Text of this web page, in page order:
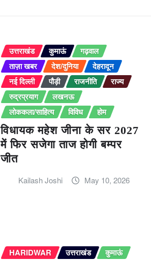
उत्तराखंड कुमाऊं
गढ़वाल
ताज़ा खबर
देश/दुनिया
देहरादून
नई दिल्ली
पौड़ी राजनीति
राज्य
रुद्रप्रयाग
लखनऊ
लोककला/साहित्य
विविध होम
विधायक महेश जीना के सर 2027
में फिर सजेगा ताज होगी बम्पर
जीत
Kailash Joshi May 10, 2026
HARIDWAR उत्तराखंड
कुमाऊं